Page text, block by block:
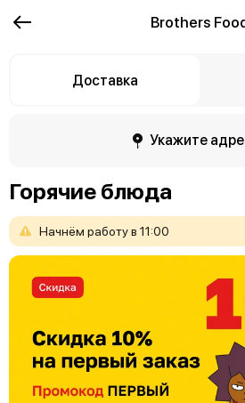
Brothers
Доставка
Укажите
Горячие блюда
Начнём работув 11:00